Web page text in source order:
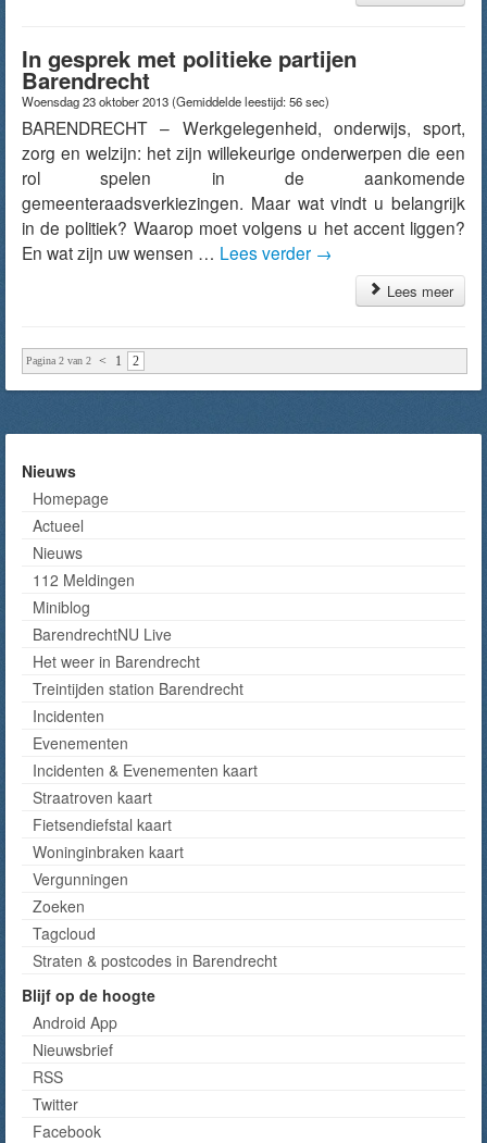
In gesprek met politieke partijen
Barendrecht
Woensdag 23 oktober 2013(Gemiddelde leestijd: 56 sec)
BARENDRECHT – Werkgelegenheid, onderwijs, sport,
zorg en welzijn: het zijn willekeurige onderwerpen die een
rol spelen in de aankomende
gemeenteraadsverkiezingen. Maar wat vindt u belangrijk
in de politiek? Waarop moet volgens u het accent liggen?
En wat zijn uw wensen … Lees verder →
Lees meer
Pagina 2 van 2 < 1 2
Nieuws
Homepage
Actueel
Nieuws
112 Meldingen
Miniblog
BarendrechtNU Live
Het weer in Barendrecht
Treintijden station Barendrecht
Incidenten
Evenementen
Incidenten & Evenementen kaart
Straatroven kaart
Fietsendiefstal kaart
Woninginbraken kaart
Vergunningen
Zoeken
Tagcloud
Straten & postcodes in Barendrecht
Blijf op de hoogte
Android App
Nieuwsbrief
RSS
Twitter
Facebook